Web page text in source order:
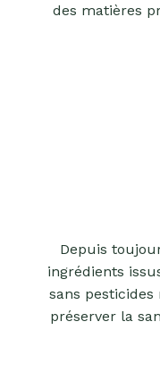
des matières
Depuis
ingrédients
sans
préserver la